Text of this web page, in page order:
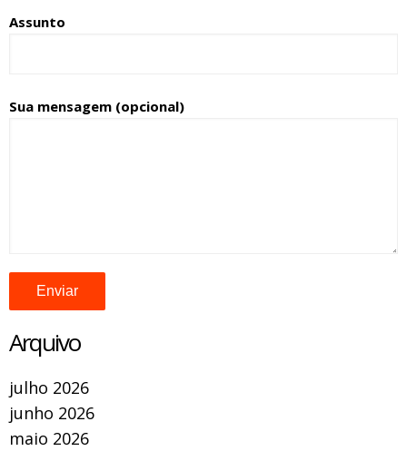
Assunto
Sua mensagem (opcional)
Arquivo
julho 2026
junho 2026
maio 2026